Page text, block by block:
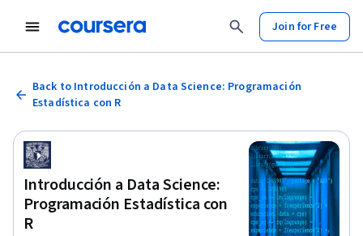
Join for Free
Back to Introducción a Data Science: Programación
Estadística con R
Introducción a Data Science:
Programación Estadística con
R